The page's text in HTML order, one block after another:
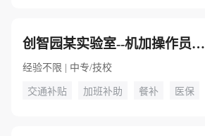
创智园某实验室--机加操作员（可应届毕业生）
经验不限 | 中专/技校
交通补贴 加班补助 餐补 医保